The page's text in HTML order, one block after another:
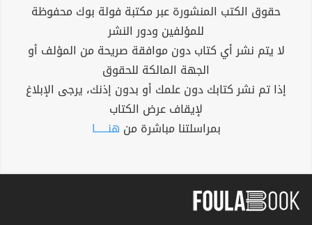
حقوق الكتب المنشورة عبر مكتبة فولة بوك محفوظة
للمؤلفين ودور النشر
لا يتم نشر أي كتاب دون موافقة صريحة من المؤلف أو
الجهة المالكة للحقوق
إذا تم نشر كتابك دون علمك أو بدون إذنك، يرجى الإبلاغ
لإيقاف عرض الكتاب
بمراسلتنا مباشرة من هنــــــا